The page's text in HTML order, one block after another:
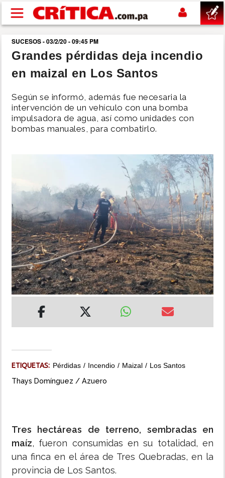
Pasar al contenido principal
buscar
SUCESOS
NACIONAL
POLÍTICA
DEPORTES
MUNDO
INSÓLITAS
MULTIMEDIA
SUCESOS - 03/2/20 - 09:45 PM
Grandes pérdidas deja incendio
en maizal en Los Santos
Según se informó, además fue necesaria la
intervención de un vehículo con una bomba
impulsadora de agua, así como unidades con
bombas manuales, para combatirlo.
ETIQUETAS: Pérdidas Incendio Maizal Los Santos
Thays Domínguez / Azuero
Tres hectáreas de terreno, sembradas en
maíz, fueron consumidas en su totalidad, en
una finca en el área de Tres Quebradas, en la
provincia de Los Santos.